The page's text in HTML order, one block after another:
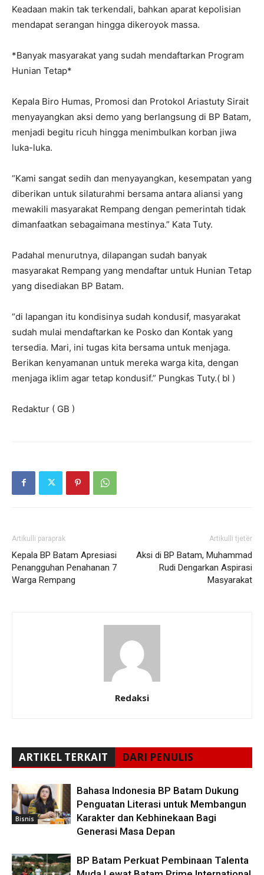
Keadaan makin tak terkendali, bahkan aparat kepolisian
mendapat serangan hingga dikeroyok massa.
*Banyak masyarakat yang sudah mendaftarkan Program
Hunian Tetap*
Kepala Biro Humas, Promosi dan Protokol Ariastuty Sirait
menyayangkan aksi demo yang berlangsung di BP Batam,
menjadi begitu ricuh hingga menimbulkan korban jiwa
luka-luka.
“Kami sangat sedih dan menyayangkan, kesempatan yang
diberikan untuk silaturahmi bersama antara aliansi yang
mewakili masyarakat Rempang dengan pemerintah tidak
dimanfaatkan sebagaimana mestinya.” Kata Tuty.
Padahal menurutnya, dilapangan sudah banyak
masyarakat Rempang yang mendaftar untuk Hunian Tetap
yang disediakan BP Batam.
“di lapangan itu kondisinya sudah kondusif, masyarakat
sudah mulai mendaftarkan ke Posko dan Kontak yang
tersedia. Mari, ini tugas kita bersama untuk menjaga.
Berikan kenyamanan untuk mereka warga kita, dengan
menjaga iklim agar tetap kondusif.” Pungkas Tuty.( bl )
Redaktur ( GB )
Artikulli paraprak
Kepala BP Batam Apresiasi
Penangguhan Penahanan 7
Warga Rempang
Artikulli tjetër
Aksi di BP Batam, Muhammad
Rudi Dengarkan Aspirasi
Masyarakat
Redaksi
ARTIKEL TERKAIT DARI PENULIS
Bisnis
Bahasa Indonesia BP Batam Dukung
Penguatan Literasi untuk Membangun
Karakter dan Kebhinekaan Bagi
Generasi Masa Depan
BP Batam Perkuat Pembinaan Talenta